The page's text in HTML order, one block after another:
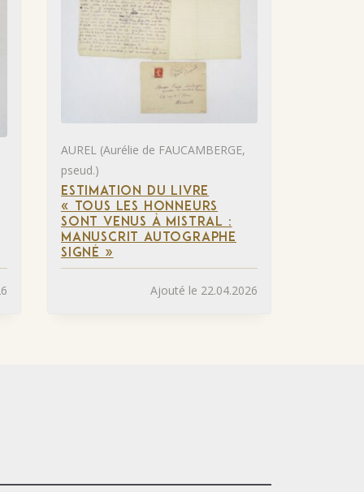
AUREL (Aurélie de FAUCAMBERGE,
pseud.)
ESTIMATION DU LIVRE
« TOUS LES HONNEURS
SONT VENUS À MISTRAL :
MANUSCRIT AUTOGRAPHE
SIGNÉ »
Ajouté le 22.04.2026